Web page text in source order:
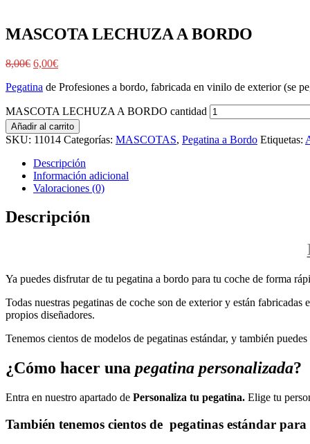
MASCOTA LECHUZA A BORDO
8,00€ 6,00€
Pegatina de Profesiones a bordo, fabricada en vinilo de exterior (se
MASCOTA LECHUZA A BORDO cantidad
Añadir al carrito
SKU: 11014 Categorías: MASCOTAS, Pegatina a Bordo Etiquetas:
Descripción
Información adicional
Valoraciones (0)
Descripción
Ya puedes disfrutar de tu pegatina a bordo para tu coche de forma
Todas nuestras pegatinas de coche son de exterior y están
propios diseñadores.
Tenemos cientos de modelos de pegatinas estándar, y también
¿Cómo hacer una pegatina personalizada?
Entra en nuestro apartado de Personaliza tu pegatina. Elige tu
También tenemos cientos de pegatinas estándar para